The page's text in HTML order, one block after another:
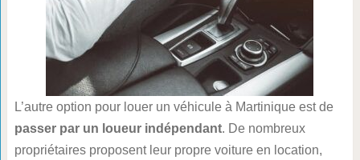
L’autre option pour louer un véhicule à Martinique est de
passer par un loueur indépendant. De nombreux
propriétaires proposent leur propre voiture en location,